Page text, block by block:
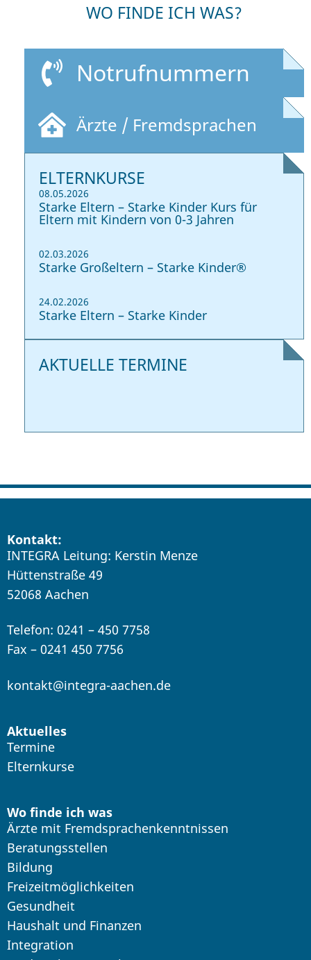
WO FINDE ICH WAS?
Notrufnummern
Ärzte / Fremdsprachen
ELTERNKURSE
08.05.2026
Starke Eltern – Starke Kinder Kurs für
Eltern mit Kindern von 0-3 Jahren
02.03.2026
Starke Großeltern – Starke Kinder®
24.02.2026
Starke Eltern – Starke Kinder
AKTUELLE TERMINE
Kontakt:
INTEGRA Leitung: Kerstin Menze
Hüttenstraße 49
52068 Aachen
Telefon: 0241 – 450 7758
Fax – 0241 450 7756
kontakt@integra-aachen.de
Aktuelles
Termine
Elternkurse
Wo finde ich was
Ärzte mit Fremdsprachenkenntnissen
Beratungsstellen
Bildung
Freizeitmöglichkeiten
Gesundheit
Haushalt und Finanzen
Integration